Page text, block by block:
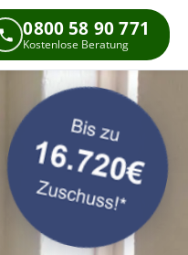
0800 58 90 771
Kostenlose Beratung